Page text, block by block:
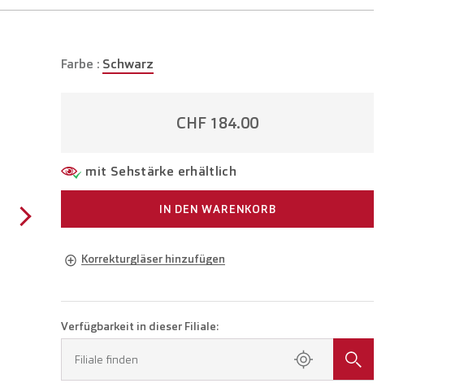
Farbe : Schwarz
CHF 184.00
mit Sehstärke erhältlich
IN DEN WARENKORB
Korrekturgläser hinzufügen
Brille mit Einstärkengläsern
Verfügbarkeit in dieser Filiale:
Filiale finden